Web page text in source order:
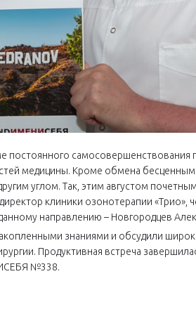
постоянного
медицины. Кроме обмена
углом. Так, этим августом
клиники озонотерапии
направлению – Новгородцев
знаниями и обсудили
Продуктивная встреча
№338.